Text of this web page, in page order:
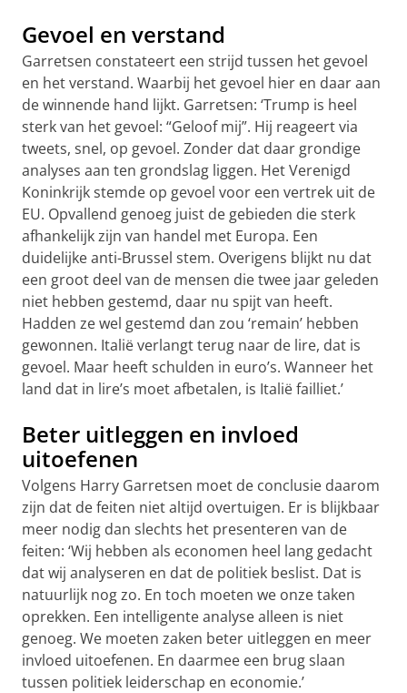
Gevoel en verstand
Garretsen constateert een strijd tussen het gevoel
en het verstand. Waarbij het gevoel hier en daar aan
de winnende hand lijkt. Garretsen: ‘Trump is heel
sterk van het gevoel: “Geloof mij”. Hij reageert via
tweets, snel, op gevoel. Zonder dat daar grondige
analyses aan ten grondslag liggen. Het Verenigd
Koninkrijk stemde op gevoel voor een vertrek uit de
EU. Opvallend genoeg juist de gebieden die sterk
afhankelijk zijn van handel met Europa. Een
duidelijke anti-Brussel stem. Overigens blijkt nu dat
een groot deel van de mensen die twee jaar geleden
niet hebben gestemd, daar nu spijt van heeft.
Hadden ze wel gestemd dan zou ‘remain’ hebben
gewonnen. Italië verlangt terug naar de lire, dat is
gevoel. Maar heeft schulden in euro’s. Wanneer het
land dat in lire’s moet afbetalen, is Italië failliet.’
Beter uitleggen en invloed
uitoefenen
Volgens Harry Garretsen moet de conclusie daarom
zijn dat de feiten niet altijd overtuigen. Er is blijkbaar
meer nodig dan slechts het presenteren van de
feiten: ‘Wij hebben als economen heel lang gedacht
dat wij analyseren en dat de politiek beslist. Dat is
natuurlijk nog zo. En toch moeten we onze taken
oprekken. Een intelligente analyse alleen is niet
genoeg. We moeten zaken beter uitleggen en meer
invloed uitoefenen. En daarmee een brug slaan
tussen politiek leiderschap en economie.’